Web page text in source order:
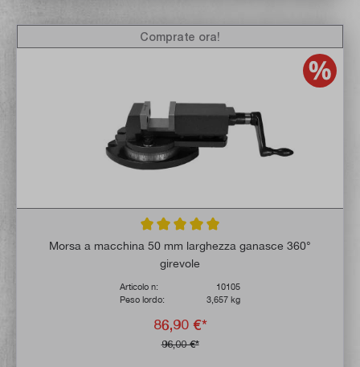
Valutazione media di 5 su 5 stelle
Morsa a macchina 50 mm larghezza ganasce 360°
girevole
Articolo n:
10105
Peso lordo:
3,657 kg
86,90 €*
96,00 €*
Comprate ora!